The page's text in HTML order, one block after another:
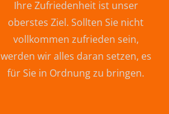
Ihre Zufriedenheit ist unser
oberstes Ziel. Sollten Sie nicht
vollkommen zufrieden sein,
werden wir alles daran setzen, es
für Sie in Ordnung zu bringen.